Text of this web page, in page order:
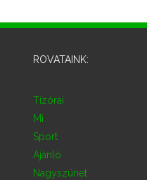
ROVATAINK:
Tízórai
Mi
Sport
Ajánló
Nagyszünet